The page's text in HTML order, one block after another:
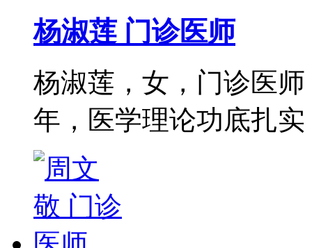
杨淑莲 门诊医师
杨淑莲，女，门诊医
年，医学理论功底扎实